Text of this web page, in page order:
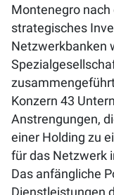
Montenegro
strategisches
Netzwerkbanken
Konzern 43
Anstrengungen,
einer Holding zu
für das Netzwerk
Das anfängliche